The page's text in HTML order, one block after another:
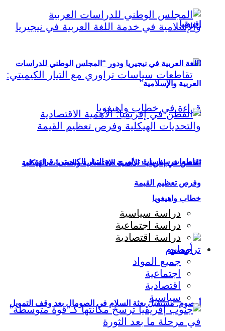
إفريقيا
تقاطعات سياسات تراوري مع التيار الكيميتي: قراءة في
خطاب واهيغويا
أوصوم: مستقبل بعثة السلام في الصومال بعد وقف التمويل
اللغة العربية في نيجيريا ودور “المجلس الوطني للدراسات
العربية والإسلامية”
القطن في إفريقيا: الأهمية الاقتصادية والتحديات الهيكلية
وفرص تعظيم القيمة
دراسة سياسية
دراسة اجتماعية
دراسة اقتصادية
ترجمات
جميع المواد
اجتماعية
اقتصادية
سياسية